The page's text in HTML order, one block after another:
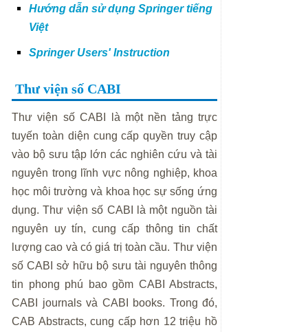
Hướng dẫn sử dụng Springer tiếng
Việt
Springer Users' Instruction
Thư viện số CABI
Thư viện số CABI là một nền tảng trực
tuyến toàn diện cung cấp quyền truy cập
vào bộ sưu tập lớn các nghiên cứu và tài
nguyên trong lĩnh vực nông nghiệp, khoa
học môi trường và khoa học sự sống ứng
dụng. Thư viện số CABI là một nguồn tài
nguyên uy tín, cung cấp thông tin chất
lượng cao và có giá trị toàn cầu. Thư viện
số CABI sở hữu bộ sưu tài nguyên thông
tin phong phú bao gồm CABI Abstracts,
CABI journals và CABI books. Trong đó,
CAB Abstracts, cung cấp hơn 12 triệu hồ